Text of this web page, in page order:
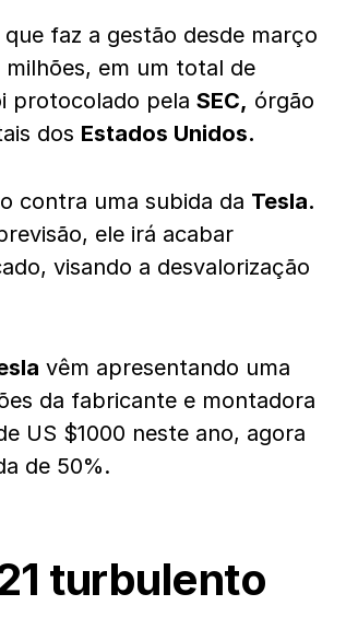
faz a gestão desde março
milhões, em um total de
protocolado pela SEC, órgão
dos Estados Unidos.
contra uma subida da Tesla.
ele irá acabar
visando a desvalorização
vêm apresentando uma
da fabricante e montadora
US $1000 neste ano, agora
de 50%.
turbulento